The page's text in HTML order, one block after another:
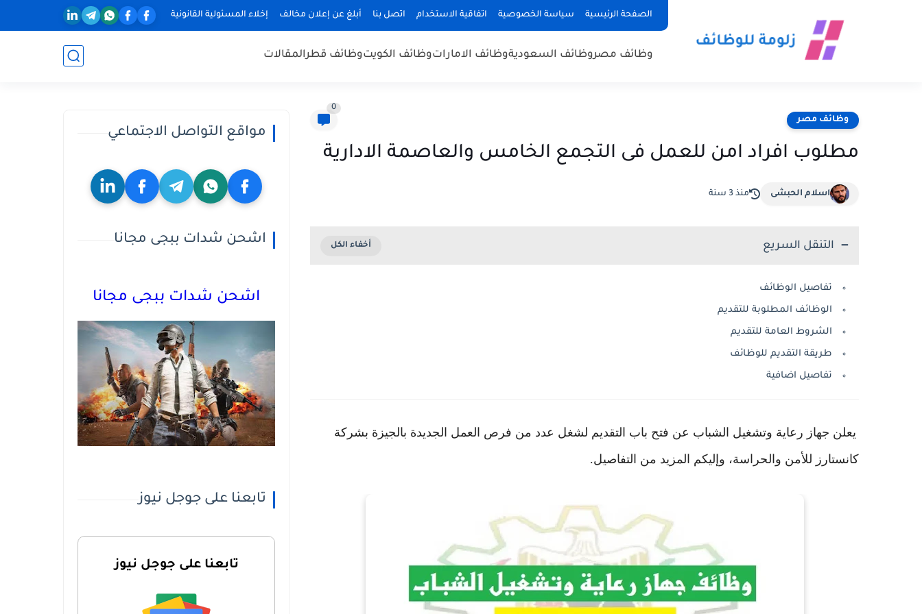
الصفحة الرئيسية سياسة الخصوصية اتفاقية الاستخدام اتصل بنا أبلغ عن إعلان مخالف إخلاء المسئولية القانونية
وظائف مصروظائف السعوديةوظائف الاماراتوظائف الكويتوظائف قطرالمقالات
وظائف مصر
0
مطلوب افراد امن للعمل فى التجمع الخامس والعاصمة الادارية
اسلام الحبشى منذ 3 سنة
التنقل السريع
تفاصيل الوظائف
الوظائف المطلوبة للتقديم
الشروط العامة للتقديم
طريقة التقديم للوظائف
تفاصيل اضافية
يعلن جهاز رعاية وتشغيل الشباب عن فتح باب التقديم لشغل عدد من فرص العمل الجديدة بالجيزة بشركة
كانستارز للأمن والحراسة، وإليكم المزيد من التفاصيل.
مواقع التواصل الاجتماعي
اشحن شدات ببجى مجانا
اشحن شدات ببجى مجانا
تابعنا على جوجل نيوز
تابعنا على جوجل نيوز